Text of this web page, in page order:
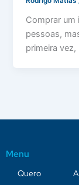
Comprar um
pessoas,
primeira
Menu
Quero